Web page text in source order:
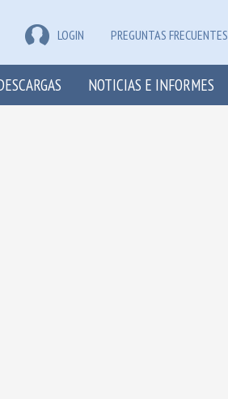
LOGIN PREGUNTAS FRECUENTES
NOTICIAS E INFORMES